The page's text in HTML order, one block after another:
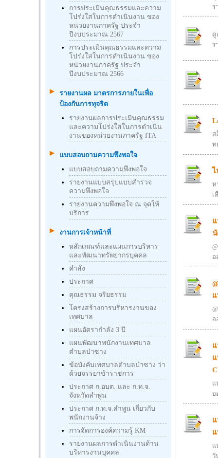
การประเมินคุณธรรมและความ
โปร่งใสในการดำเนินงาน ของ
หน่วยงานภาครัฐ ประจำ
ปีงบประมาณ 2567
การประเมินคุณธรรมและความ
โปร่งใสในการดำเนินงาน ของ
หน่วยงานภาครัฐ ประจำ
ปีงบประมาณ 2566
รายงานผล มาตรการภายในเพื่อ
ป้องกันการทุจริต
รายงานผลการประเมินคุณธรรม
และความโปร่งใสในการดำเนิน
งานของหน่วยงานภาครัฐ ITA
แบบสอบถามความพึงพอใจ
แบบสอบถามความพึงพอใจ
รายงานแบบสรุปแบบสำรวจ
ความพึงพอใจ
รายงานความพึงพอใจ ณ จุดให้
บริการ
งานการเจ้าหน้าที่
หลักเกณฑ์และแผนการบริหาร
และพัฒนาทรัพยากรบุคคล
คำสั่ง
ประกาศ
คุณธรรม จริยธรรม
โครงสร้างการบริหารงานของ
เทศบาล
แผนอัตรากำลัง 3 ปี
แผนพัฒนาพนักงานเทศบาล
ตำบลป่าซาง
ข้อบังคับเทศบาลตำบลป่าซาง ว่า
ด้วยจรรยาข้าราชการ
ประกาศ ก.อบต. และ ก.ท.จ.
จังหวัดลำพูน
ประกาศ ก.ท.จ.ลำพูน เกี่ยวกับ
พนักงานจ้าง
การจัดการองค์ความรู้ KM
รายงานผลการดำเนินงานด้าน
บริหารงานบุคคล
ร
ดู
ร
ส
ท
ไ
ห
เ
อ
อ
แ
อ
แ
วั